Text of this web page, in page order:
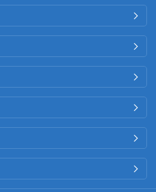
卫生健康领域行
处罚和行政强制栏
更新上传工作；二
务新媒体传播优
子零距离”、“独山
”、“独山子在线官





